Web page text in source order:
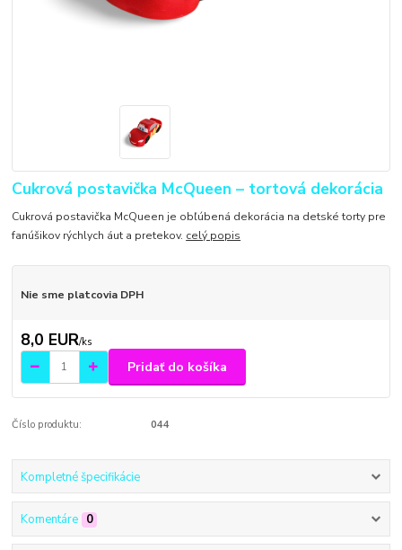
Cukrová postavička McQueen – tortová dekorácia
Cukrová postavička McQueen je obľúbená dekorácia na detské torty pre
fanúšikov rýchlych áut a pretekov. celý popis
Nie sme platcovia DPH
8,0 EUR/ks
Pridať do košíka
Číslo produktu: 044
Kompletné špecifikácie
Komentáre 0